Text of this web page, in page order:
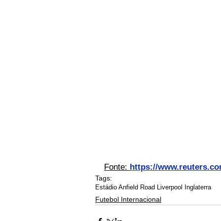
Fonte: https://
Tags:
Estádio Anfield Road Liverpool Inglaterra
Futebol Internacional